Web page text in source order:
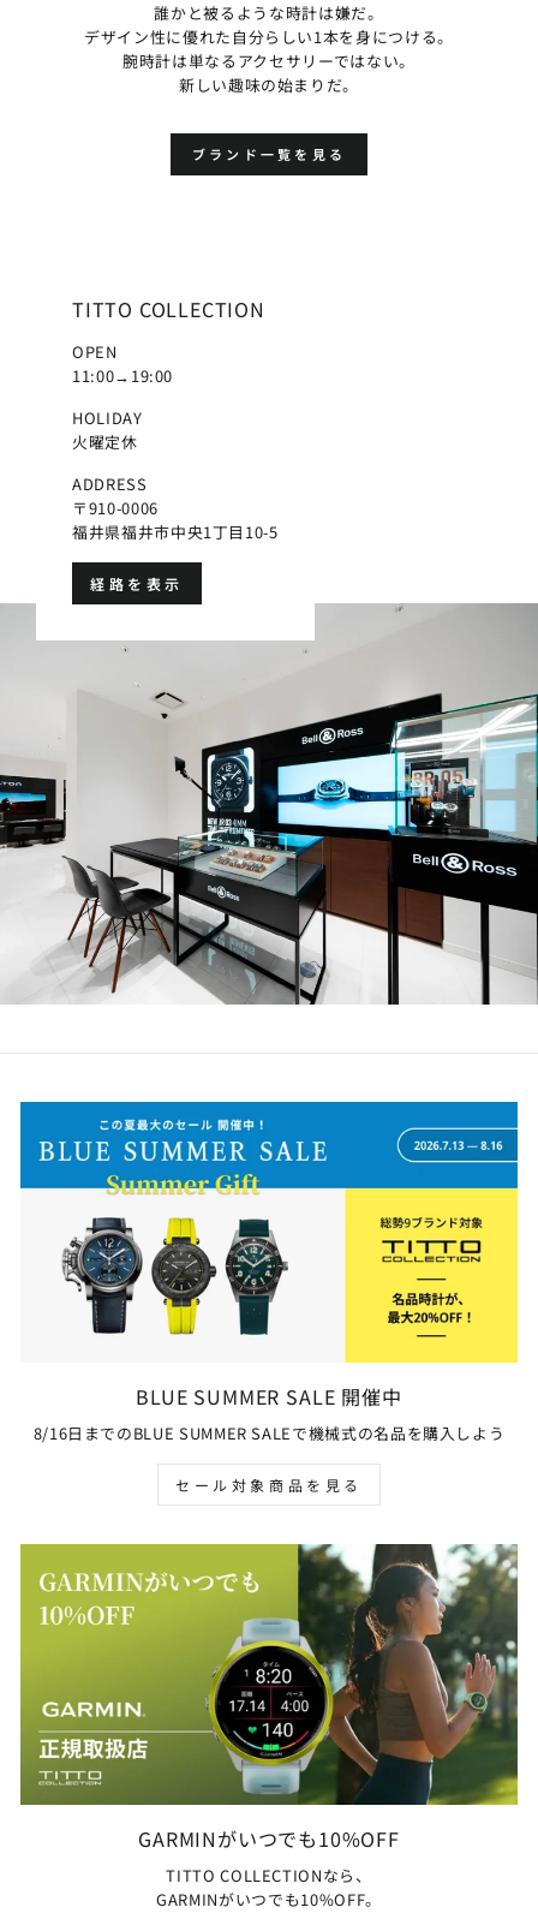
誰かと被るような時計は嫌だ。
デザイン性に優れた自分らしい1本を身につける。
腕時計は単なるアクセサリーではない。
新しい趣味の始まりだ。
ブランド一覧を見る
TITTO COLLECTION
OPEN
11:00→19:00
HOLIDAY
火曜定休
ADDRESS
〒910-0006
福井県福井市中央1丁目10-5
経路を表示
BLUE SUMMER SALE 開催中
8/16日までのBLUE SUMMER SALEで機械式の名品を購入しよう
セール対象商品を見る
GARMINがいつでも10%OFF
TITTO COLLECTIONなら、
GARMINがいつでも10%OFF。